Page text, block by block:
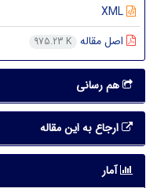
اصل مقاله 975.23 K
هم رسانی
ارجاع به این مقاله
آمار